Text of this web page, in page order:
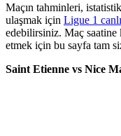
Maçın tahminleri,
ulaşmak için Ligue 1
edebilirsiniz. Maç
etmek için bu sayfa tam
Saint Etienne vs Nice